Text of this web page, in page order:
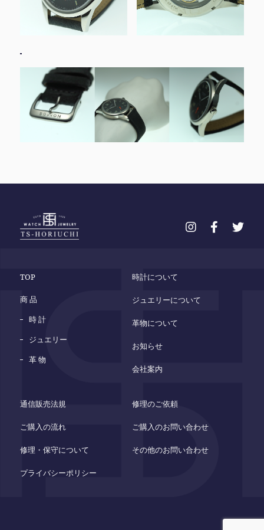
TOP
商 品
時 計
ジュエリー
革 物
時計について
ジュエリーについて
革物について
お知らせ
会社案内
通信販売法規
ご購入の流れ
修理・保守について
プライバシーポリシー
修理のご依頼
ご購入のお問い合わせ
その他のお問い合わせ